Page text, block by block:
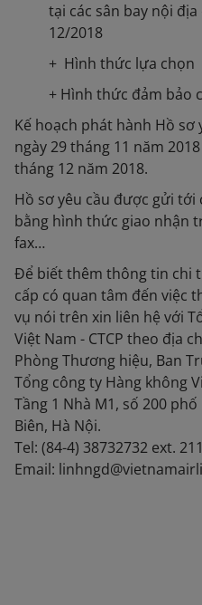
tại các sân bay nội
12/2018
+ Hình thức lựa chọn
+ Hình thức đảm bảo
Kế hoạch phát hành Hồ
ngày 29 tháng 11 năm
tháng 12 năm 2018.
Hồ sơ yêu cầu được gửi tới
bằng hình thức giao nhận
fax…
Để biết thêm thông tin chi
cấp có quan tâm đến việc
vụ nói trên xin liên hệ với
Việt Nam - CTCP theo địa
Phòng Thương hiệu, Ban
Tổng công ty Hàng không
Tầng 1 Nhà M1, số 200
Biên, Hà Nội.
Tel: (84-4) 38732732 ext.
Email: